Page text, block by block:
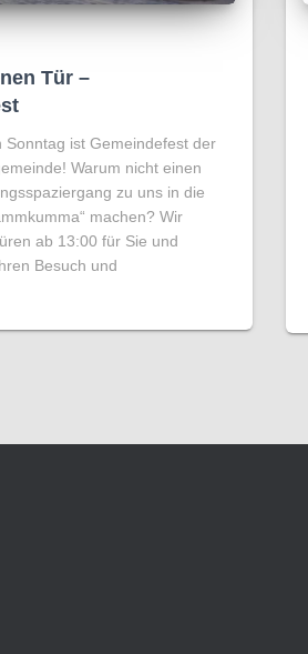
Tür –
Sonntag ist Gemeindefest der
Warum nicht einen
zu uns in die
machen? Wir
ab 13:00 für Sie und
Besuch und